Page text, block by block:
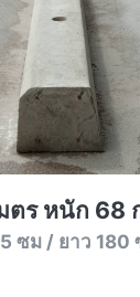
ตร หนัก 68
ซม / ยาว 180